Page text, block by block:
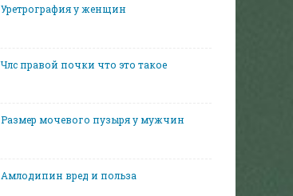
Уретрография у женщин
Члс правой почки что это такое
Размер мочевого пузыря у мужчин
Амлодипин вред и польза